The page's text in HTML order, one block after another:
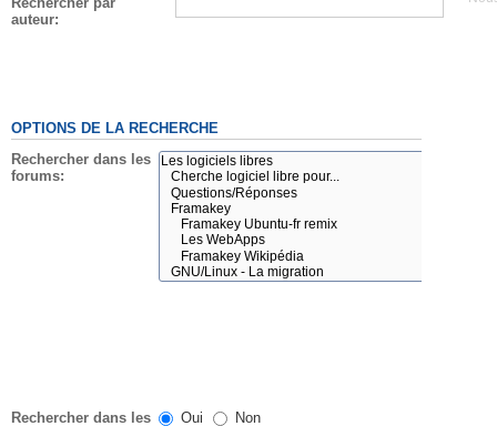
auteur:
OPTIONS DE LA RECHERCHE
Rechercher dans les
forums:
Rechercher dans les Oui Non